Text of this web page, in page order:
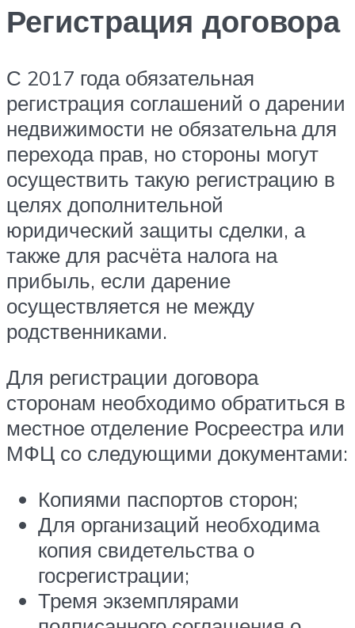
Регистрация договора
С 2017 года обязательная
регистрация соглашений о дарении
недвижимости не обязательна для
перехода прав, но стороны могут
осуществить такую регистрацию в
целях дополнительной
юридический защиты сделки, а
также для расчёта налога на
прибыль, если дарение
осуществляется не между
родственниками.
Для регистрации договора
сторонам необходимо обратиться в
местное отделение Росреестра или
МФЦ со следующими документами:
Копиями паспортов сторон;
Для организаций необходима
копия свидетельства о
госрегистрации;
Тремя экземплярами